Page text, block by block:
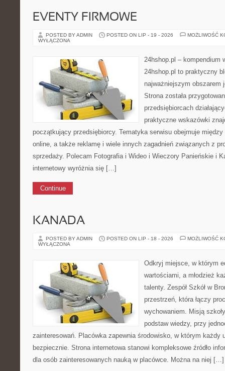
EVENTY FIRMOWE
POSTED BY ADMIN POSTED ON LIP - 19 - 2026
MOŻLIWOŚĆ
WYŁĄCZONA
24hshop.pl – kompendium
24hshop.pl to praktyczny
najważniejszym obszarem
Strona została
przedsiębiorcach
praktyczne wskazówki
początkujący przedsiębiorcy. Tematyka serwisu obejmuje
online, a także reklamę i wiele innych zagadnień związanych z
sprzedaży. Polecam Fotografia i Wideo i Wieczory Panieńskie i
internetowy wyróżnia się […]
Continue
KANADA
POSTED BY ADMIN POSTED ON LIP - 18 - 2026
MOŻLIWOŚĆ
WYŁĄCZONA
Odkryj miejsce, w którym
wartościami, a młodzież
talenty. Zespół Szkół w
przestrzeń, która łączy
wychowaniem. Misją
podstaw wiedzy, przy
zainteresowań. Placówka zapewnia środowisko, w którym każdy
bezpiecznie. Strona internetowa stanowi kompleksowe źródło
dla osób zainteresowanych nauką w placówce. Można na niej […]